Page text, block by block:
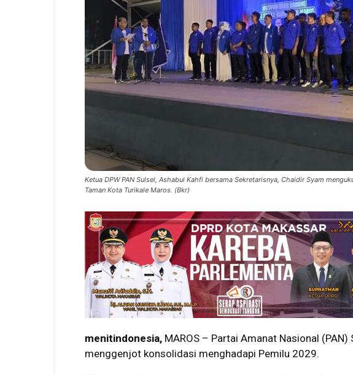
Ketua DPW PAN Sulsel, Ashabul Kahfi bersama Sekretarisnya, Chaidir Syam
Taman Kota Turikale Maros. (Bkr)
menitindonesia, MAROS – Partai Amanat Nasional
menggenjot konsolidasi menghadapi Pemilu 2029.